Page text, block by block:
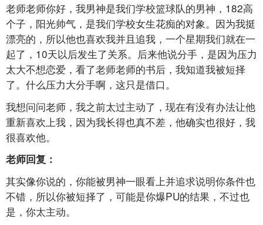
老师老师你好，我男神是我们学校篮球队的男神，182高
个子，阳光帅气，是我们学校女生花痴的对象。因为我挺
漂亮的，所以他也喜欢我并且追我，一个星期我们就在一
起了，10天以后发生了关系。后来他说分手，是因为压力
太大不想恋爱，看了老师老师的书后，我知道我被短择
了。什么压力大分手啊，这只是借口。
我想问问老师，我之前太过主动了，现在有没有办法让他
重新喜欢上我，因为我长得也真不差，他确实也很好，我
很喜欢他。
老师回复：
其实像你说的，你能被男神一眼看上并追求说明你条件也
不错，所以你被短择了，可能是你爆PU的结果，不过也
是，你太主动。